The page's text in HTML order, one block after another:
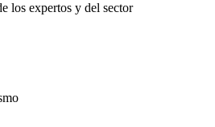
los expertos y del sector